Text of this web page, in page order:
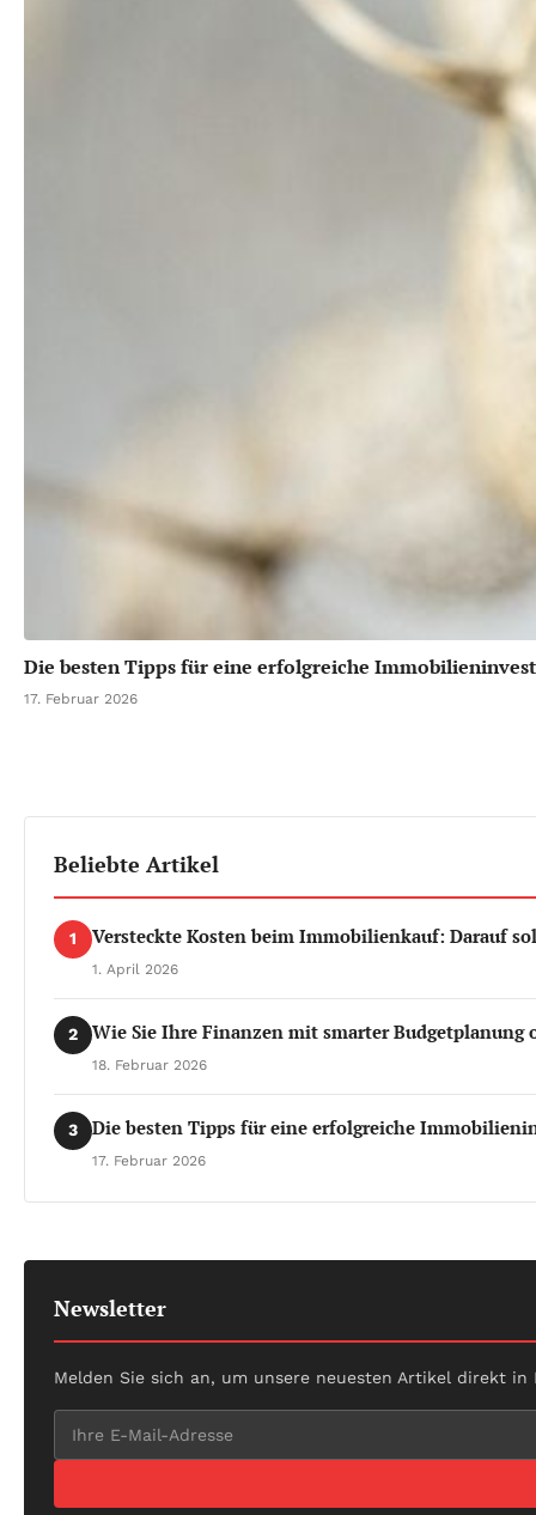
Die besten Tipps für eine erfolgreiche
17. Februar 2026
Beliebte Artikel
1 Versteckte Kosten beim Immobilienkauf: Darauf
1. April 2026
2 Wie Sie Ihre Finanzen mit smarter
18. Februar 2026
3 Die besten Tipps für eine erfolgreiche
17. Februar 2026
Newsletter
Melden Sie sich an, um unsere neuesten Artikel direkt